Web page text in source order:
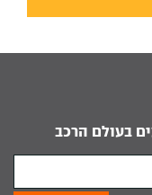
בעולם הרכב